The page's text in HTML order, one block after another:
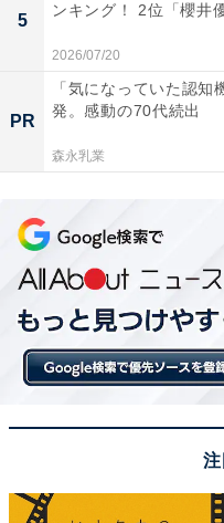
View this
A post shared by
1位は「木村拓哉」さん
アイドルグループ・
5
ンキング！ 2位「櫻井
2026/07/20
PR
「気になっていた認
発。感動の70代続出
森永乳業
注